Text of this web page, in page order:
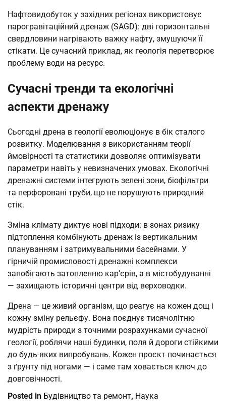
Нафтовидобуток у західних регіонах використовує
парогравітаційний дренаж (SAGD): дві горизонтальні
свердловини нагрівають важку нафту, змушуючи її
стікати. Це сучасний приклад, як геологія перетворює
проблему води на ресурс.
Сучасні тренди та екологічні
аспекти дренажу
Сьогодні дрена в геології еволюціонує в бік сталого
розвитку. Моделювання з використанням теорії
ймовірності та статистики дозволяє оптимізувати
параметри навіть у невизначених умовах. Екологічні
дренажні системи інтегрують зелені зони, біофільтри
та перфоровані труби, що не порушують природний
стік.
Зміна клімату диктує нові підходи: в зонах ризику
підтоплення комбінують дренаж із вертикальним
плануванням і затримувальними басейнами. У
гірничій промисловості дренажні комплекси
запобігають затопленню кар’єрів, а в містобудуванні
— захищають історичні центри від верховодки.
Дрена — це живий організм, що реагує на кожен дощ і
кожну зміну рельєфу. Вона поєднує тисячолітню
мудрість природи з точними розрахунками сучасної
геології, роблячи наші будинки, поля й дороги стійкими
до будь-яких випробувань. Кожен проєкт починається
з ґрунту під ногами — і саме там ховається ключ до
довговічності.
Posted in Будівництво та ремонт, Наука